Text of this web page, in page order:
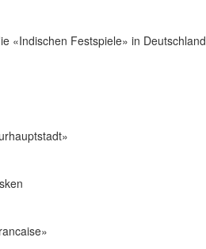
«Indischen Festspiele» in Deutschland